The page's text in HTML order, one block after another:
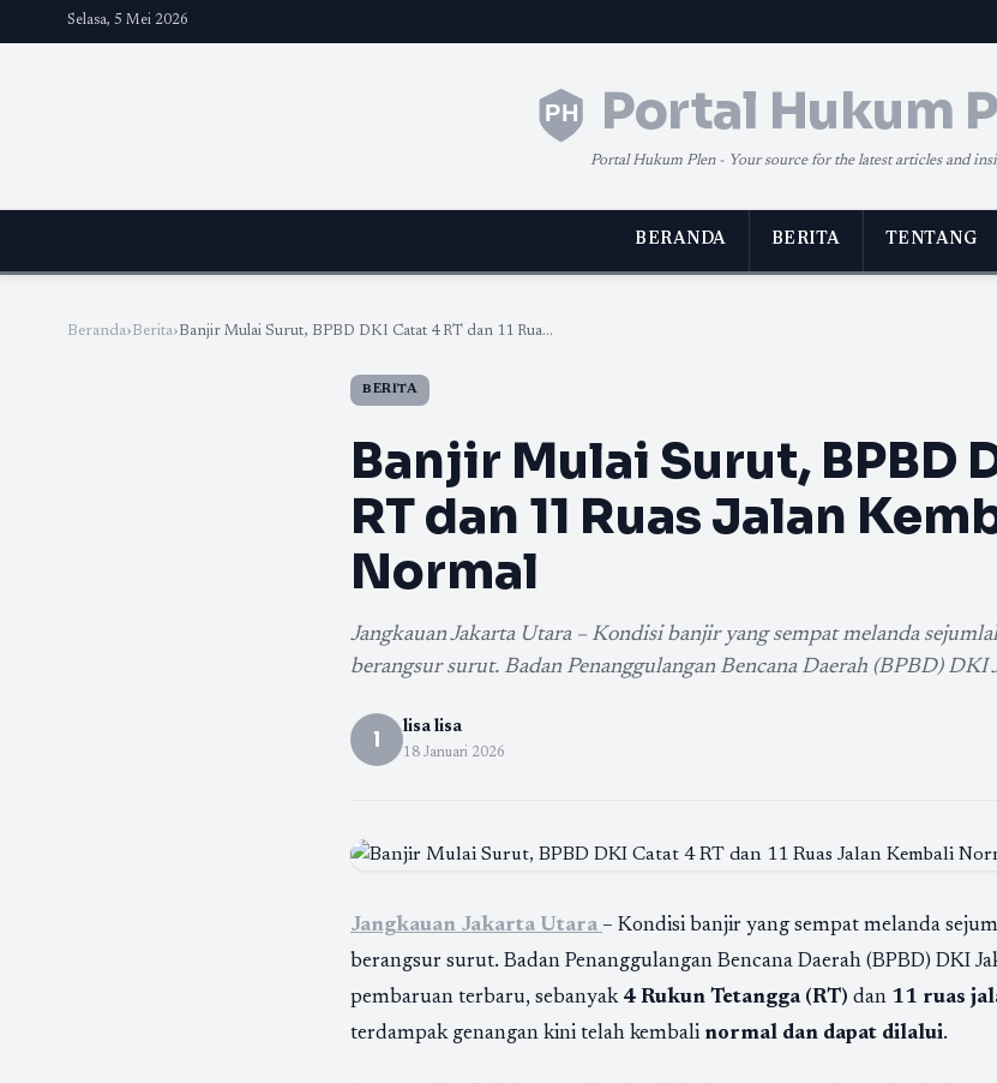
Selasa, 5 Mei 2026
Portal Hukum
Portal Hukum Plen - Your source for the latest articles and
BERANDA BERITA TENTANG
Beranda›Berita›Banjir Mulai Surut, BPBD DKI Catat 4 RT dan 11 Rua...
BERITA
Banjir Mulai Surut, BPBD
RT dan 11 Ruas Jalan
Normal
Jangkauan Jakarta Utara – Kondisi banjir yang sempat melanda
berangsur surut. Badan Penanggulangan Bencana Daerah (BPBD) DKI
l lisa lisa
18 Januari 2026
Jangkauan Jakarta Utara – Kondisi banjir yang sempat melanda
berangsur surut. Badan Penanggulangan Bencana Daerah (BPBD) DKI
pembaruan terbaru, sebanyak 4 Rukun Tetangga (RT) dan 11 ruas
terdampak genangan kini telah kembali normal dan dapat dilalui.